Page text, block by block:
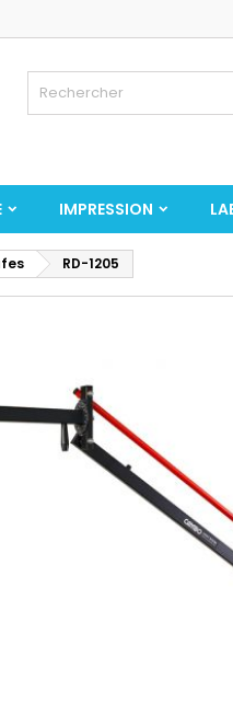
IMPRESSION
RD-1205